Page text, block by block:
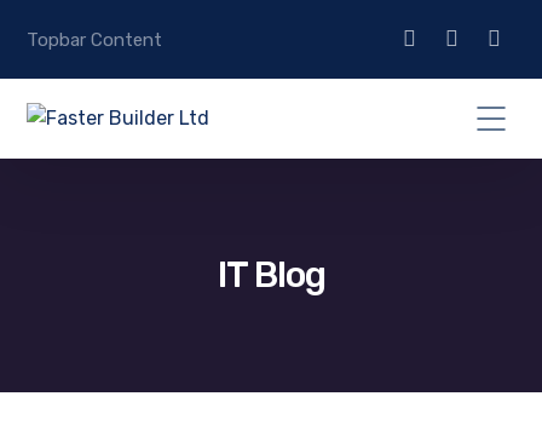
Topbar Content
IT Blog